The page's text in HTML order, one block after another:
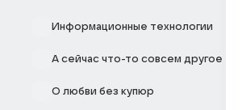
Информационные технологии
А сейчас что-то совсем другое
О любви без купюр